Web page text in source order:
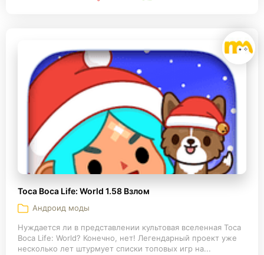
Toca Boca Life: World 1.58 Взлом
Андроид моды
Нуждается ли в представлении культовая вселенная Toca
Boca Life: World? Конечно, нет! Легендарный проект уже
несколько лет штурмует списки топовых игр на...